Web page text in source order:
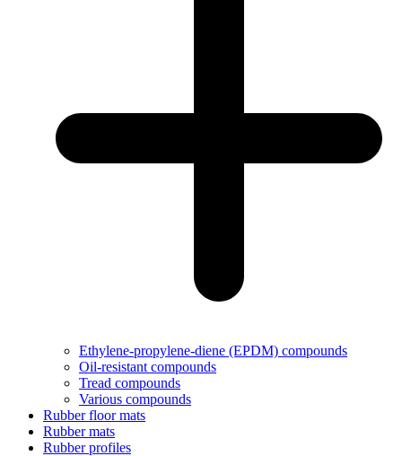
Ethylene-propylene-diene (EPDM) compounds
Oil-resistant compounds
Tread compounds
Various compounds
Rubber floor mats
Rubber mats
Rubber profiles